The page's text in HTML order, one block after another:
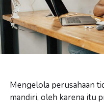
Mengelola perusahaan
mandiri, oleh karena itu